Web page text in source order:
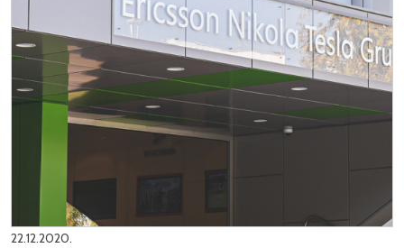
22.12.2020.